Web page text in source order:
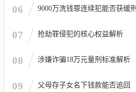
06 9000万洗钱罪连续犯能否获缓刑
07 抢劫罪侵犯的核心权益解析
08 涉嫌诈骗18万元量刑标准解析
09 父母存子女名下钱款能否追回